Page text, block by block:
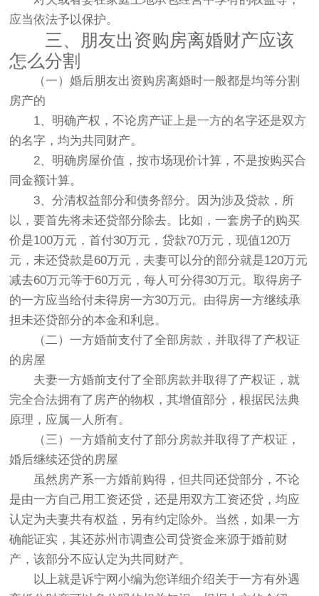
应当依法予以保护。
三、朋友出资购房离婚财产应该
怎么分割
（一）婚后朋友出资购房离婚时一般都是均等分割
房产的
1、明确产权，不论房产证上是一方的名字还是双方
的名字，均为共同财产。
2、明确房屋价值，按市场现价计算，不是按购买合
同金额计算。
3、分清权益部分和债务部分。因为涉及贷款，所
以，要首先将未还贷部分除去。比如，一套房子的购买
价是100万元，首付30万元，贷款70万元，现值120万
元，未还贷款是60万元，夫妻可以分的部分就是120万元
减去60万元等于60万元，每人可分得30万元。取得房子
的一方应当给付未得房一方30万元。由得房一方继续承
担未还贷部分的本金和利息。
（二）一方婚前支付了全部房款，并取得了产权证
的房屋
夫妻一方婚前支付了全部房款并取得了产权证，就
完全合法拥有了房产的物权，其增值部分，根据民法典
原理，应属一人所有。
（三）一方婚前支付了部分房款并取得了产权证，
婚后继续还贷的房屋
虽然房产系一方婚前购得，但共同还贷部分，不论
是由一方自己用工资还贷，还是用双方工资还贷，均应
认定为夫妻共有权益，另有约定除外。当然，如果一方
确能证实，其还苏州市调查公司贷资金来源于婚前财
产，该部分不应认定为共同财产。
以上就是诉宁网小编为您详细介绍关于一方有外遇